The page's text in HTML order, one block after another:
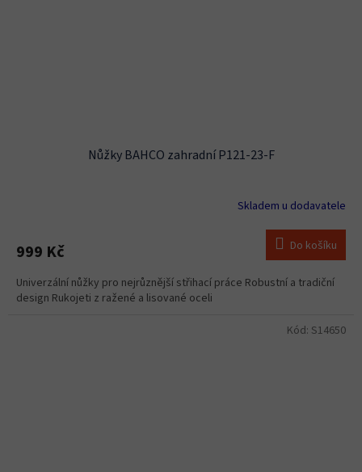
Nůžky BAHCO zahradní P121-23-F
Skladem u dodavatele
999 Kč Do košíku
Univerzální nůžky pro nejrůznější střihací práce Robustní a tradiční
design Rukojeti z ražené a lisované oceli
Kód: S14650